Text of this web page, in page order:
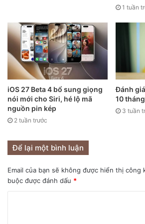
Tuy nhiên, vấn đề phát sinh khi
tính năng này, dẫn đến thói quen cắm
không nhận ra rằng điều đó gây áp lực
pin. Kết quả là, tuổi thọ pin sẽ giảm
pin cũng sẽ suy giảm nhanh chóng.
1 tuần
iOS 27 Beta 4 bổ sung giọng
nói mới cho Siri, hé lộ mã
nguồn pin kép
2 tuần trước
Đánh
10
3 tuần
Để lại một bình luận
Email của bạn sẽ không được hiển thị công
buộc được đánh dấu *